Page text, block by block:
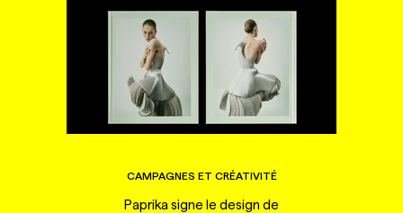
CAMPAGNES ET CRÉATIVITÉ
Paprika signe le design de